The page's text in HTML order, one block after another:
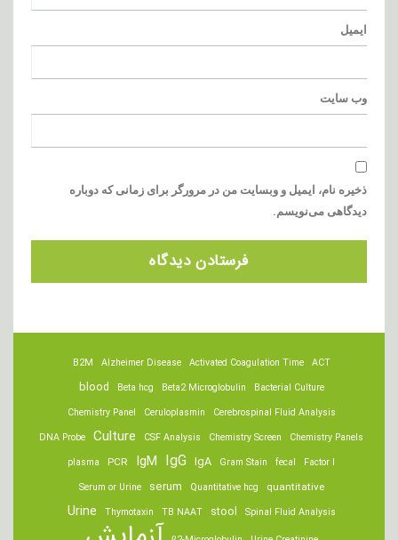
ایمیل
وب‌ سایت
ذخیره نام، ایمیل و وبسایت من در مرورگر برای زمانی که دوباره
دیدگاهی می‌نویسم.
ACT
Activated Coagulation Time
Alzheimer Disease
B2M
Bacterial Culture
Beta2 Microglobulin
Beta hcg
blood
Cerebrospinal Fluid Analysis
Ceruloplasmin
Chemistry Panel
Chemistry Panels
Chemistry Screen
CSF Analysis
Culture
DNA Probe
Factor I
fecal
Gram Stain
IgA
IgG
IgM
PCR
plasma
quantitative
Quantitative hcg
serum
Serum or Urine
Spinal Fluid Analysis
stool
TB NAAT
Thymotaxin
Urine